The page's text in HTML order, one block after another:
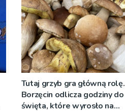
Tutaj grzyb gra główną rolę.
Borzęcin odlicza godziny do
święta, które wyrosło na